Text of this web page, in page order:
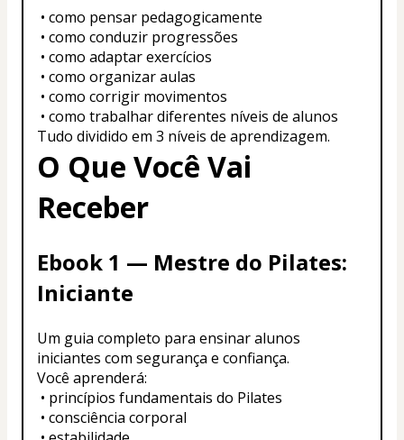
• como pensar pedagogicamente
• como conduzir progressões
• como adaptar exercícios
• como organizar aulas
• como corrigir movimentos
• como trabalhar diferentes níveis de alunos
Tudo dividido em 3 níveis de aprendizagem.
O Que Você Vai
Receber
Ebook 1 — Mestre do Pilates:
Iniciante
Um guia completo para ensinar alunos
iniciantes com segurança e confiança.
Você aprenderá:
• princípios fundamentais do Pilates
• consciência corporal